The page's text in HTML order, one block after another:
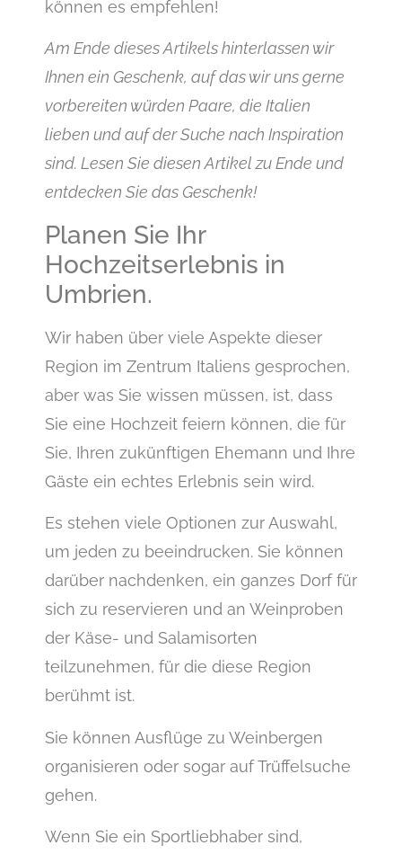
können es empfehlen!
Am Ende dieses Artikels hinterlassen wir
Ihnen ein Geschenk, auf das wir uns gerne
vorbereiten würden Paare, die Italien
lieben und auf der Suche nach Inspiration
sind. Lesen Sie diesen Artikel zu Ende und
entdecken Sie das Geschenk!
Planen Sie Ihr
Hochzeitserlebnis in
Umbrien.
Wir haben über viele Aspekte dieser
Region im Zentrum Italiens gesprochen,
aber was Sie wissen müssen, ist, dass
Sie eine Hochzeit feiern können, die für
Sie, Ihren zukünftigen Ehemann und Ihre
Gäste ein echtes Erlebnis sein wird.
Es stehen viele Optionen zur Auswahl,
um jeden zu beeindrucken. Sie können
darüber nachdenken, ein ganzes Dorf für
sich zu reservieren und an Weinproben
der Käse- und Salamisorten
teilzunehmen, für die diese Region
berühmt ist.
Sie können Ausflüge zu Weinbergen
organisieren oder sogar auf Trüffelsuche
gehen.
Wenn Sie ein Sportliebhaber sind,